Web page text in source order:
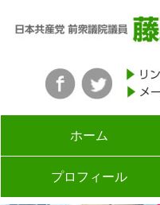
ホーム
プロフィール